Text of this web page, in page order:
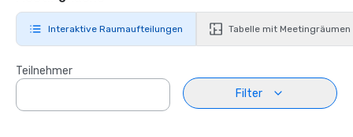
Interaktive Raumaufteilungen Tabelle mit Meetingräumen
Teilnehmer
Filter